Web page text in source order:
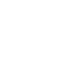
za kulturo
1529.